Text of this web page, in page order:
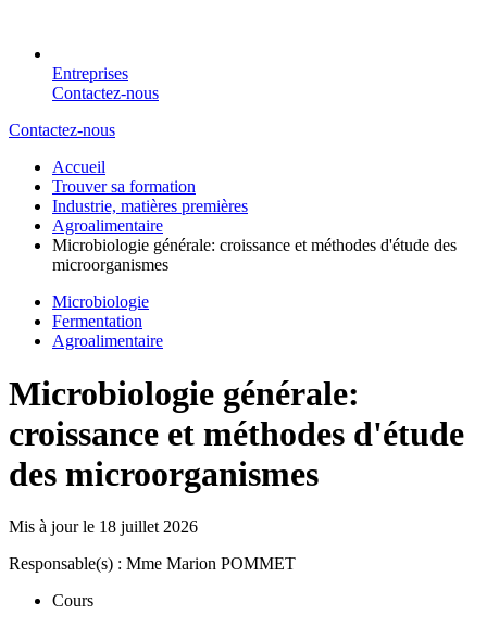
Entreprises
Contactez-nous
Contactez-nous
Accueil
Trouver sa formation
Industrie, matières premières
Agroalimentaire
Microbiologie générale: croissance et méthodes d'étude des
microorganismes
Microbiologie
Fermentation
Agroalimentaire
Microbiologie générale:
croissance et méthodes d'étude
des microorganismes
Mis à jour le 18 juillet 2026
Responsable(s) : Mme Marion POMMET
Cours